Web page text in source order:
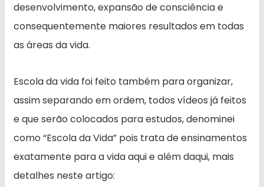
desenvolvimento, expansão de consciência e
consequentemente maiores resultados em todas
as áreas da vida.
Escola da vida foi feito também para organizar,
assim separando em ordem, todos vídeos já feitos
e que serão colocados para estudos, denominei
como “Escola da Vida” pois trata de ensinamentos
exatamente para a vida aqui e além daqui, mais
detalhes neste artigo: